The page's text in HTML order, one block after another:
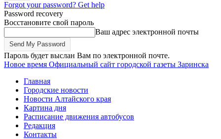
Forgot your password? Get help
Password recovery
Восстановите свой пароль
Ваш адрес электронной почты
Пароль будет выслан Вам по электронной почте.
Новое время Официальный сайт городской газеты Заринска
Главная
Городские новости
Новости Алтайского края
Картина дня
Расписание движения автобусов
Редакция
Контакты